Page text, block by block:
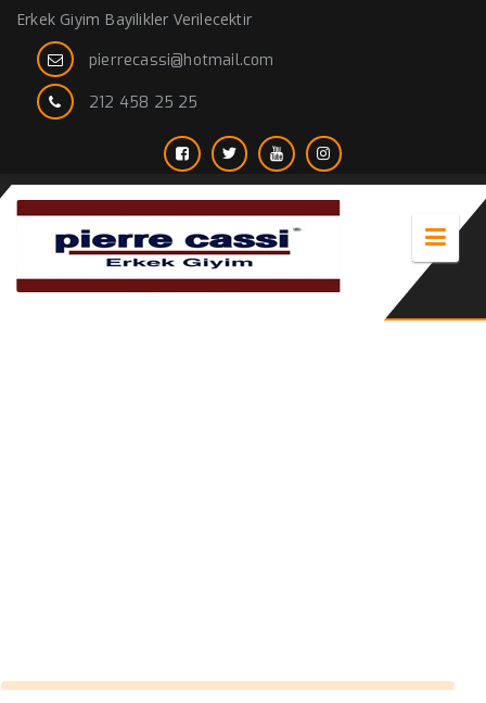
Erkek Giyim Bayilikler Verilecektir
pierrecassi@hotmail.com
212 458 25 25